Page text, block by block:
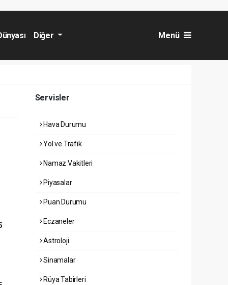
Diğer Menü
Servisler
Hava Durumu
Yol ve Trafik
Namaz Vakitleri
Piyasalar
Puan Durumu
Eczaneler
Astroloji
Sinamalar
Rüya Tabirleri